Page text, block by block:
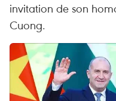
invitation de son
Cuong.